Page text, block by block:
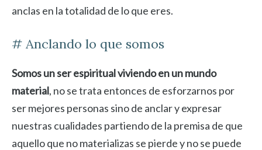
anclas en la totalidad de lo que eres.
# Anclando lo que somos
Somos un ser espiritual viviendo en un mundo
material, no se trata entonces de esforzarnos por
ser mejores personas sino de anclar y expresar
nuestras cualidades partiendo de la premisa de que
aquello que no materializas se pierde y no se puede